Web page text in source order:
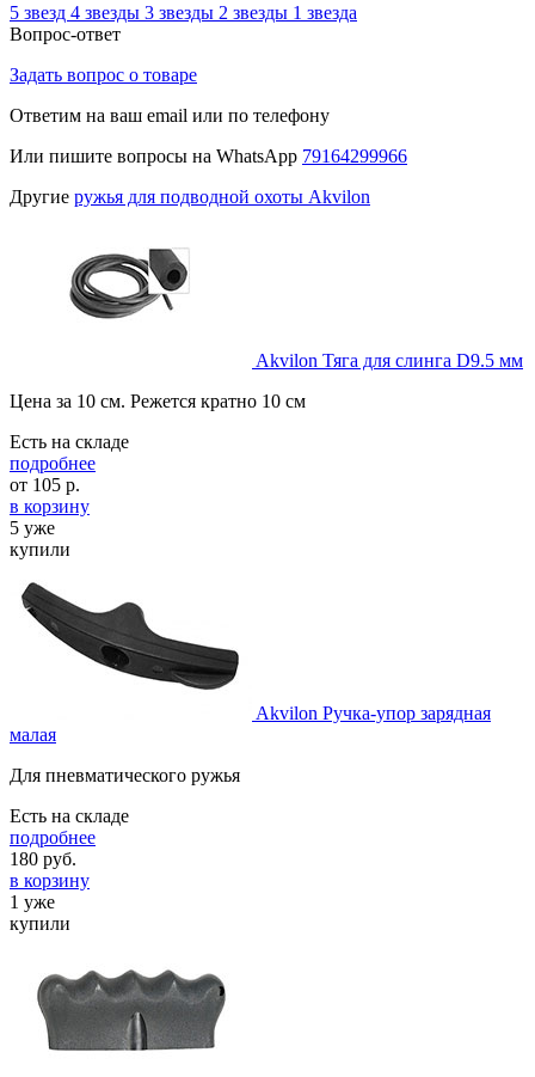
5 звезд 4 звезды 3 звезды 2 звезды 1 звезда
Вопрос-ответ
Задать вопрос о товаре
Ответим на ваш email или по телефону
Или пишите вопросы на WhatsApp 79164299966
Другие ружья для подводной охоты Akvilon
Akvilon Тяга для слинга D9.5 мм
Цена за 10 см. Режется кратно 10 см
Есть на складе
подробнее
от 105 р.
в корзину
5 уже
купили
Akvilon Ручка-упор зарядная
малая
Для пневматического ружья
Есть на складе
подробнее
180 руб.
в корзину
1 уже
купили